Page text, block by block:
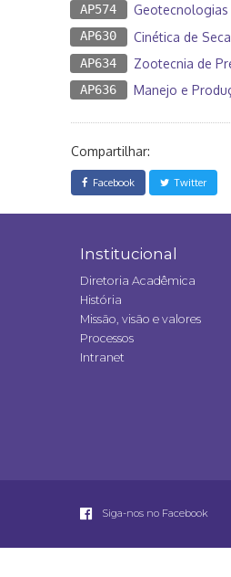
AP574 Geotecnologias
AP630 Cinética de
AP634 Zootecnia de
AP636 Manejo e
Compartilhar:
Facebook Twitter
Institucional
Diretoria Acadêmica
História
Missão, visão e valores
Processos
Intranet
Siga-nos no Facebook